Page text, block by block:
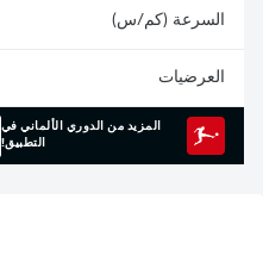
السرعة (كم/س)
العرضيات
المزيد من الدوري الألماني في
التطبيق!